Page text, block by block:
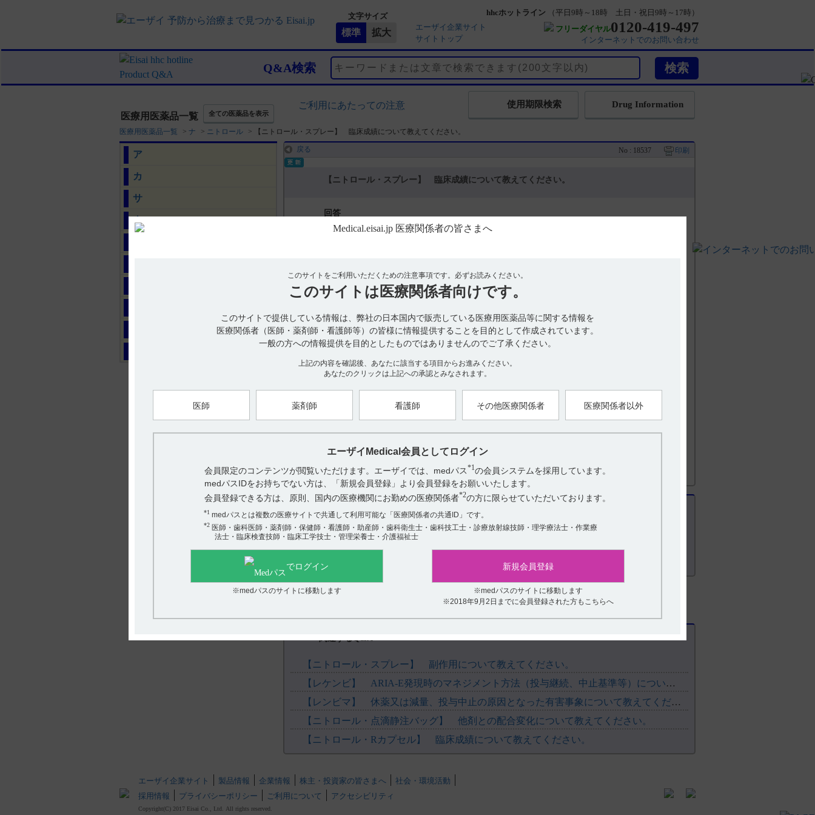
文字サイズ
エーザイ企業サイト
サイトトップ
hhcホットライン
（平日9時～18時 土日・祝日9時～17時）
フリーダイヤル0120-419-497
インターネットでのお問い合わせ
Q&A検索
医療用医薬品一覧 全ての医薬品を表示
ご利用にあたっての注意 Drug Information
使用期限検索
医療用医薬品一覧 > ナ > ニトロール > 【ニトロール・スプレー】 臨床成績について教えてください。
ア
カ
サ
タ
このサイトをご利用いただくための注意事項です。 必ずお読みください。
このサイトは 医療関係者向けです。
このサイトで提供している情報は、弊社の日本国内で販売している医療用医薬品等に関する情報を
医療関係者（医師・薬剤師・看護師等）の皆様に情報提供することを目的として作成されています。
一般の方への情報提供を目的としたものではありませんのでご了承ください。
上記の内容を確認後、あなたに該当する項目からお進みください。
あなたのクリックは上記への承認とみなされます。
医師 薬剤師 看護師 その他医療関係者 医療関係者以外
エーザイMedical会員としてログイン
会員限定のコンテンツが閲覧いただけます。エーザイでは、medパス*1の会員システムを採用しています。
medパスIDをお持ちでない方は、「新規会員登録」より会員登録をお願いいたします。
会員登録できる方は、原則、国内の医療機関にお勤めの医療関係者*2の方に限らせていただいております。
*1medパスとは複数の医療サイトで共通して利用可能な「医療関係者の共通ID」です。
*2医師・歯科医師・薬剤師・保健師・看護師・助産師・歯科衛生士・歯科技工士・診療放射線技師・理学療法士・作業療
法士・臨床検査技師・臨床工学技士・管理栄養士・介護福祉士
でログイン
※medパスのサイトに移動します
新規会員登録
※medパスのサイトに移動します
※2018年9月2日までに会員登録された方もこちらへ
戻る No : 18537 印刷
【ニトロール・スプレー】 臨床成績について教えてください。
回答
■有効性及び安全性に関する試験
（1）国内臨床成績
た。血行動態学的検討において、肺動脈圧の変化は本剤では1分で出現したのに対し、硝酸イソソルビド錠舌下
投与では4分を要した。
また二重盲検試験における硝酸イソソルビド錠舌下投与との優劣比較で、本剤が硝酸イソソルビド錠に優れて
（2）狭心症発作寛解までの時間
承認時の臨床試験と市販後の使用成績調査の結果、本剤投与後5分以内にほとんどの症例において発作の寛解が
認められた。（引用5）
1）ニトロールスプレー1.25mg電子添文2023年2月改訂（第1版） 17．臨床成績 17．1有効性及び安全性に関す
る試験 17．1．1国内臨床成績
2）平盛勝彦ら：臨牀と研究 64(11),p3635-3644（1987） ［NR‐0927］（本研究はエーザイ株式会社の支援を受
けて実施された。）
3）舘田邦彦ら：臨牀と研究 64(6),p1999-2004（1987） ［NR‐0820］（本研究はエーザイ株式会社の支援を受
けて実施された。）
4）Saito, M. et al.：Arzneim. Forsch.,34(6),p707-709（1984） ［NR‐0527］
5）ニトロールスプレー1.25mg電子添文2023年2月改訂（第1版） 17．臨床成績 17．1有効性及び安全性に関す
る試験 17．1．2狭心症発作寛解までの時間
【更新年月】
2023年3月
役に立った
役に立たなかった
関連するQ&A
【ニトロール・スプレー】 副作用について教えてください。
【レケンビ】 ARIA-E発現時のマネジメント方法（投与継続、中止基準等）について教えてください。
【レンビマ】 休薬又は減量、投与中止の原因となった有害事象について教えてください。
【ニトロール・点滴静注バッグ】 他剤との配合変化について教えてください。
【ニトロール・Rカプセル】 臨床成績について教えてください。
エーザイ企業サイト 製品情報 企業情報 株主・投資家の皆さまへ
社会・環境活動
採用情報
プライバシーポリシー ご利用について アクセシビリティ
Copyright(C) 2017 Eisai Co., Ltd. All rights reserved.